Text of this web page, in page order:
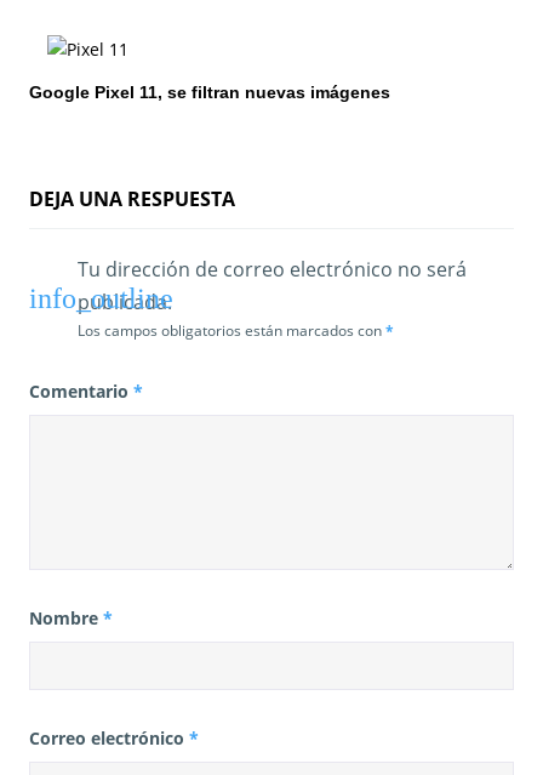
n
t
a
a
Google Pixel 11, se filtran nuevas imágenes
DEJA UNA RESPUESTA
Tu dirección de correo electrónico no será
publicada.
Los campos obligatorios están marcados con*
Comentario *
Nombre *
Correo electrónico *